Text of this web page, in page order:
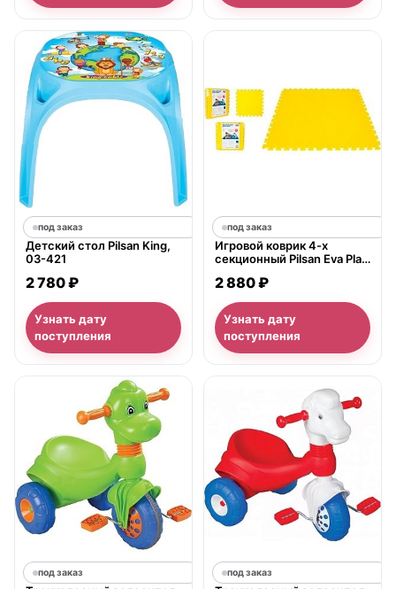
под заказ
Детский стол Pilsan King,
03-421
2 780 ₽
Узнать дату
поступления
под заказ
Игровой коврик 4-х
секционный Pilsan Eva Play
2 880 ₽
Узнать дату
поступления
под заказ под заказ